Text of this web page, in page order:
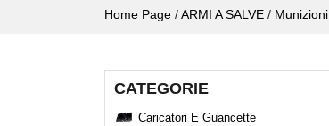
Home Page /ARMI A SALVE / Munizioni
CATEGORIE
Caricatori E Guancette